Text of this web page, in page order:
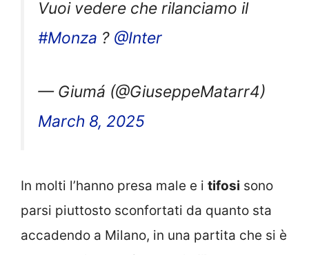
parsi piuttosto sconfortati da quanto sta
accadendo a Milano, in una partita che si è
messa male proprio quando